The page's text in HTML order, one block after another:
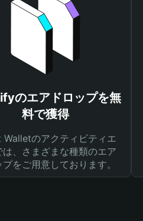
のエアドロップを無
料で獲得
Walletのアクティビティエ
は、さまざまな種類のエア
プをご用意しております。